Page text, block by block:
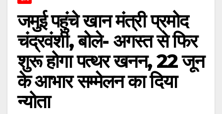
जमुई पहुंचे खान मंत्री प्रमोद
चंद्रवंशी, बोले- अगस्त से फिर
शुरू होगा पत्थर खनन, 22 जून
के आभार सम्मेलन का दिया
न्योता